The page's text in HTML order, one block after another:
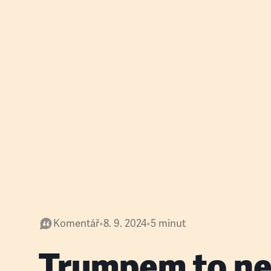
Komentář•8. 9. 2024•5 minut